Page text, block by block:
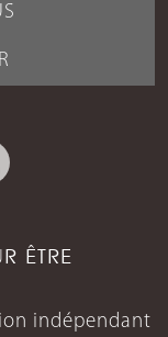
ÊTRE
indépendant